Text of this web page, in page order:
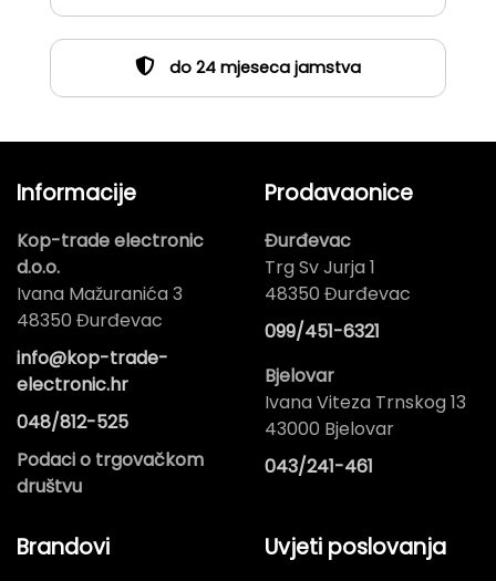
do 24 mjeseca jamstva
Informacije
Kop-trade electronic
d.o.o.
Ivana Mažuranića 3
48350 Đurđevac
info@kop-trade-
electronic.hr
048/812-525
Podaci o trgovačkom
društvu
Prodavaonice
Đurđevac
Trg Sv Jurja 1
48350 Đurđevac
099/451-6321
Bjelovar
Ivana Viteza Trnskog 13
43000 Bjelovar
043/241-461
Brandovi Uvjeti poslovanja